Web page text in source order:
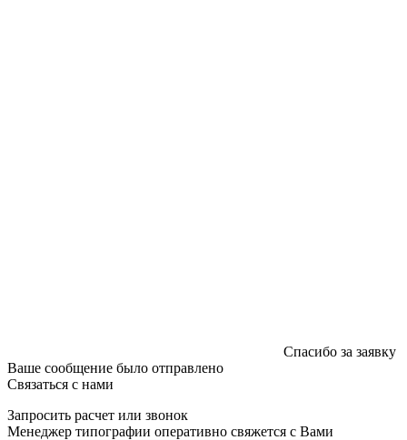
Спасибо за заявку
Ваше сообщение было отправлено
Связаться с нами
Запросить расчет или звонок
Менеджер типографии оперативно свяжется с Вами